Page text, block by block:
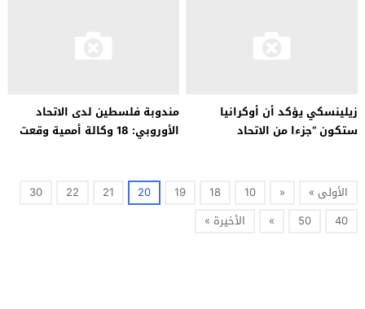
زيلينسكي يؤكد أن أوكرانيا
ستكون “جزءا من الاتحاد
مندوبة فلسطين لدى الاتحاد
الأوروبي: 18 وكالة أممية وقعت
الأولى »
«
10
18
19
20
21
22
30
40
50
» الأخيرة »